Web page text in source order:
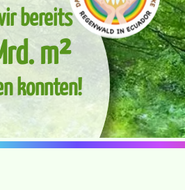
bereits
m²
konnten!